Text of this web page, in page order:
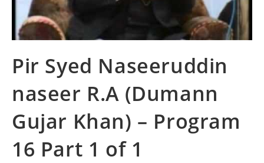
Pir Syed Naseeruddin
naseer R.A (Dumann
Gujar Khan) – Program
16 Part 1 of 1